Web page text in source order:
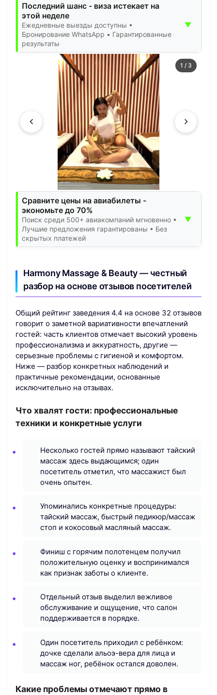
Последний шанс - виза истекает на
этой неделе
Ежедневные выезды доступны •
Бронирование WhatsApp • Гарантированные
результаты
▼
1 / 3
Сравните цены на авиабилеты -
экономьте до 70%
Поиск среди 500+ авиакомпаний мгновенно •
Лучшие предложения гарантированы • Без
скрытых платежей
▼
Harmony Massage & Beauty — честный
разбор на основе отзывов посетителей
Общий рейтинг заведения 4.4 на основе 32 отзывов
говорит о заметной вариативности впечатлений
гостей: часть клиентов отмечает высокий уровень
профессионализма и аккуратность, другие —
серьезные проблемы с гигиеной и комфортом.
Ниже — разбор конкретных наблюдений и
практичные рекомендации, основанные
исключительно на отзывах.
Что хвалят гости: профессиональные
техники и конкретные услуги
Несколько гостей прямо называют тайский
массаж здесь выдающимся; один
посетитель отметил, что массажист был
очень опытен.
Упоминались конкретные процедуры:
тайский массаж, быстрый педикюр/массаж
стоп и кокосовый масляный массаж.
Финиш с горячим полотенцем получил
положительную оценку и воспринимался
как признак заботы о клиенте.
Отдельный отзыв выделил вежливое
обслуживание и ощущение, что салон
поддерживается в порядке.
Один посетитель приходил с ребёнком:
дочке сделали альоэ-вера для лица и
массаж ног, ребёнок остался доволен.
Какие проблемы отмечают прямо в